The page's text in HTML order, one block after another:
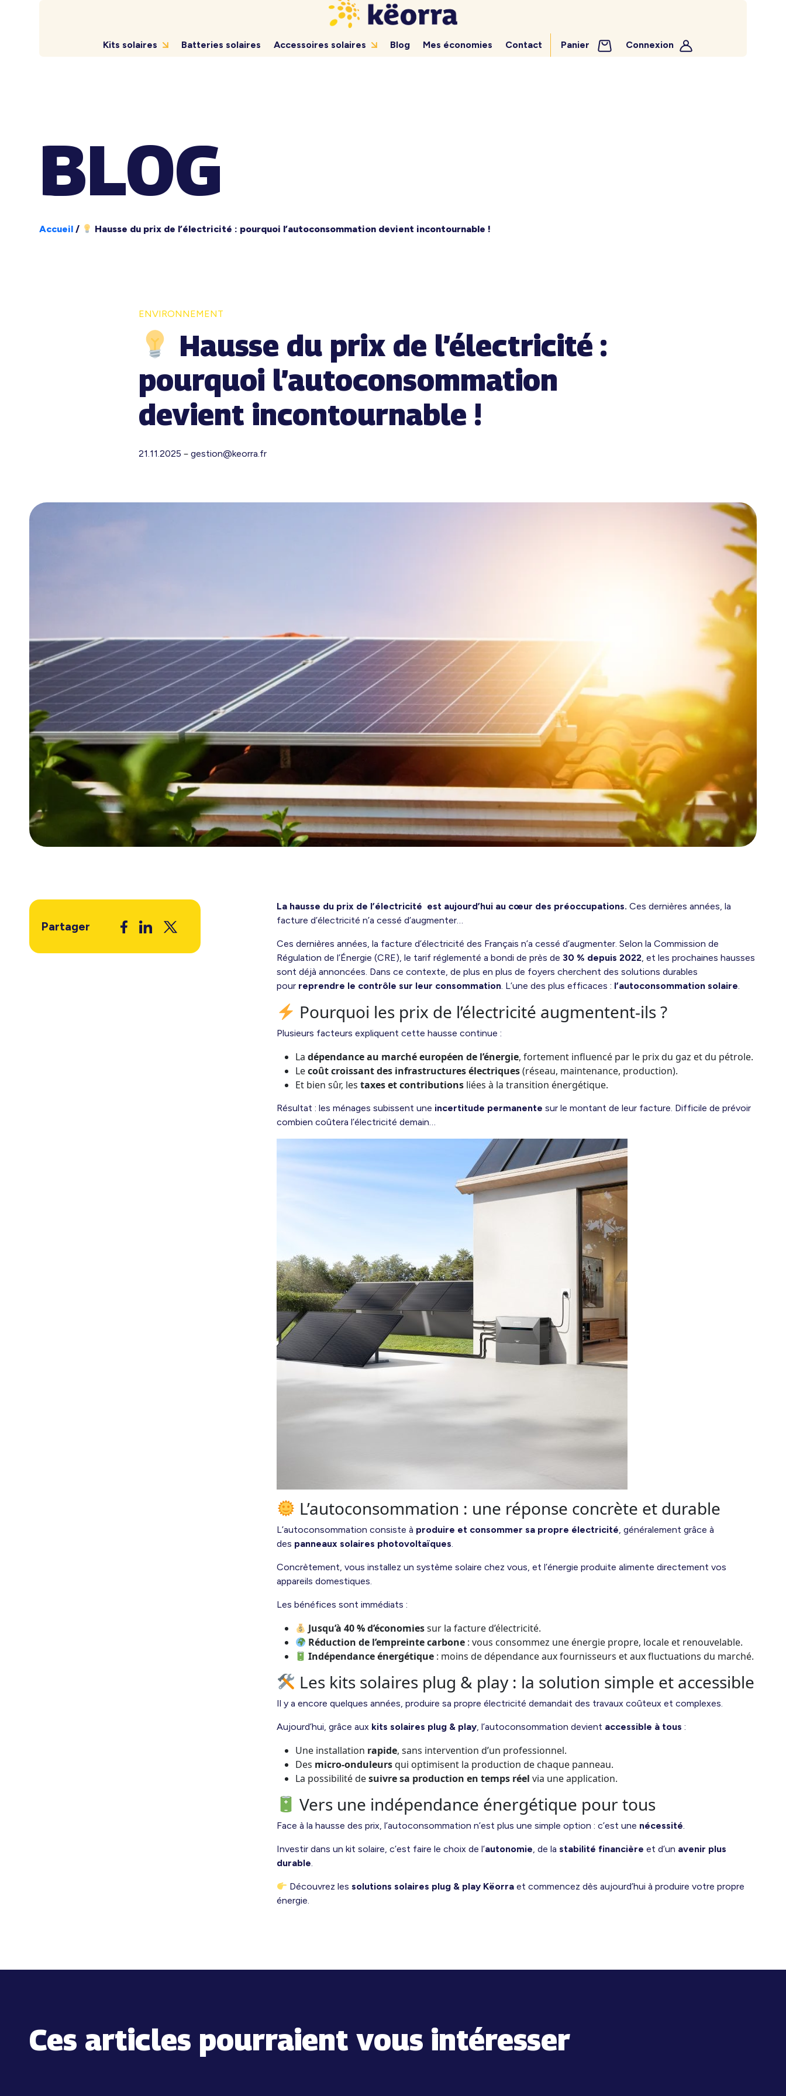
Kits solaires Batteries solaires Accessoires solaires Blog Mes économies Contact Panier Connexion
BLOG
Accueil / Hausse du prix de l’électricité : pourquoi l’autoconsommation devient incontournable !
ENVIRONNEMENT
Hausse du prix de l’électricité :
pourquoi l’autoconsommation
devient incontournable !
21.11.2025 – gestion@keorra.fr
Partager
La hausse du prix de l’électricité est aujourd’hui au cœur des préoccupations. Ces dernières années, la
facture d’électricité n’a cessé d’augmenter…
Ces dernières années, la facture d’électricité des Français n’a cessé d’augmenter. Selon la Commission de
Régulation de l’Énergie (CRE), le tarif réglementé a bondi de près de 30 % depuis 2022, et les prochaines hausses
sont déjà annoncées. Dans ce contexte, de plus en plus de foyers cherchent des solutions durables
pour reprendre le contrôle sur leur consommation. L’une des plus efficaces : l’autoconsommation solaire.
Pourquoi les prix de l’électricité augmentent-ils ?
Plusieurs facteurs expliquent cette hausse continue :
La dépendance au marché européen de l’énergie, fortement influencé par le prix du gaz et du pétrole.
Lecoût croissant des infrastructures électriques(réseau, maintenance, production).
Et bien sûr, les taxes et contributionsliées à la transition énergétique.
Résultat : les ménages subissent une incertitude permanente sur le montant de leur facture. Difficile de prévoir
combien coûtera l’électricité demain…
L’autoconsommation : une réponse concrète et durable
L’autoconsommation consiste à produire et consommer sa propre électricité, généralement grâce à
des panneaux solaires photovoltaïques.
Concrètement, vous installez un système solaire chez vous, et l’énergie produite alimente directement vos
appareils domestiques.
Les bénéfices sont immédiats :
Jusqu’à 40 % d’économiessur la facture d’électricité.
Réduction de l’empreinte carbone: vous consommez une énergie propre, locale et renouvelable.
Indépendance énergétique: moins de dépendance aux fournisseurs et aux fluctuations du marché.
Les kits solaires plug & play : la solution simple et accessible
Il y a encore quelques années, produire sa propre électricité demandait des travaux coûteux et complexes.
Aujourd’hui, grâce aux kits solaires plug & play, l’autoconsommation devient accessible à tous :
Une installation rapide, sans intervention d’un professionnel.
Des micro-onduleursqui optimisent la production de chaque panneau.
La possibilité desuivre sa production en temps réel via une application.
Vers une indépendance énergétique pour tous
Face à la hausse des prix, l’autoconsommation n’est plus une simple option : c’est une nécessité.
Investir dans un kit solaire, c’est faire le choix de l’autonomie, de la stabilité financière et d’un avenir plus
durable.
Découvrez les solutions solaires plug & play Këorraet commencez dès aujourd’hui à produire votre propre
énergie.
Ces articles pourraient vous intéresser